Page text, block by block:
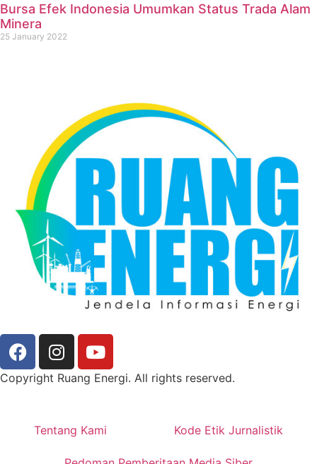
Bursa Efek Indonesia Umumkan Status Trada Alam
Minera
25 January 2022
Copyright Ruang Energi. All rights reserved.
Tentang Kami Kode Etik Jurnalistik